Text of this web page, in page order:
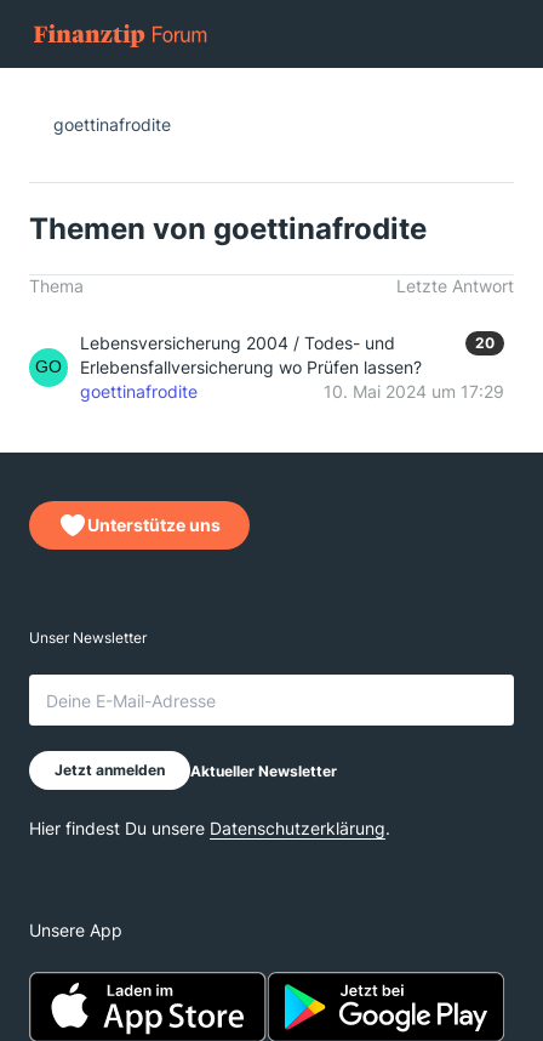
goettinafrodite
Themen von goettinafrodite
Thema Letzte Antwort
Lebensversicherung 2004 / Todes- und
Erlebensfallversicherung wo Prüfen lassen?
20
goettinafrodite 10. Mai 2024 um 17:29
Unterstütze uns
Unsere App